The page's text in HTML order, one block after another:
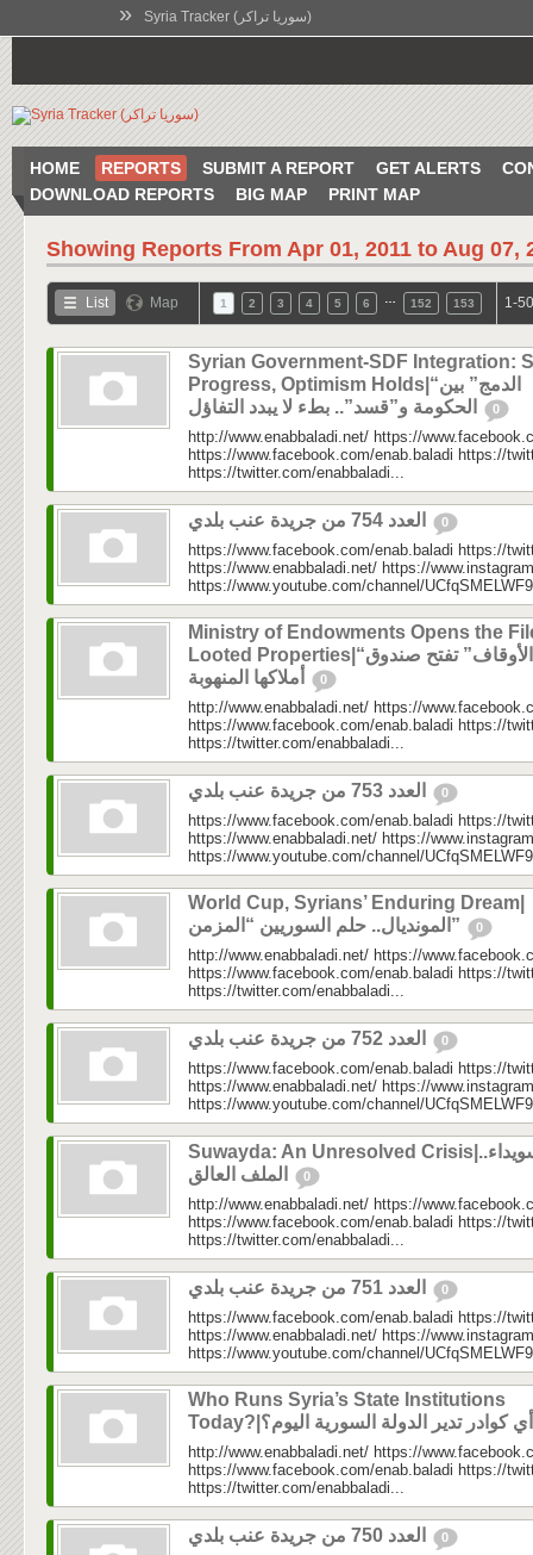
» Syria Tracker (سوريا تراكر)
HOME REPORTS SUBMIT A REPORT GET ALERTS
DOWNLOAD REPORTS
BIG MAP PRINT MAP
Showing Reports From Apr 01, 2011 to Aug 07,
List Map 1 2 3 4 5 6 152 153 1-
Syrian Government-SDF Integration:
Progress, Optimism Holds|“الدمج” بين
0
http://www.enabbaladi.net/ https://
https://www.facebook.com/enab.baladi https://
https://twitter.com/enabbaladi...
0
https://www.facebook.com/enab.baladi https://
https://www.enabbaladi.net/ https://
https://www.youtube.com/channel/
Ministry of Endowments Opens the
Looted Properties|“الأوقاف” تفتح صندوق
0
http://www.enabbaladi.net/ https://
https://www.facebook.com/enab.baladi https://
https://twitter.com/enabbaladi...
0
https://www.facebook.com/enab.baladi https://
https://www.enabbaladi.net/ https://
https://www.youtube.com/channel/
World Cup, Syrians’ Enduring Dream|
المونديال.. حلم السوريين “المزمن”
0
http://www.enabbaladi.net/ https://
https://www.facebook.com/enab.baladi https://
https://twitter.com/enabbaladi...
0
https://www.facebook.com/enab.baladi https://
https://www.enabbaladi.net/ https://
https://www.youtube.com/channel/
Suwayda: An Unresolved Crisis|السويداء..
0
http://www.enabbaladi.net/ https://
https://www.facebook.com/enab.baladi https://
https://twitter.com/enabbaladi...
0
https://www.facebook.com/enab.baladi https://
https://www.enabbaladi.net/ https://
https://www.youtube.com/channel/
Who Runs Syria’s State Institutions
http://www.enabbaladi.net/ https://
https://www.facebook.com/enab.baladi https://
https://twitter.com/enabbaladi...
0